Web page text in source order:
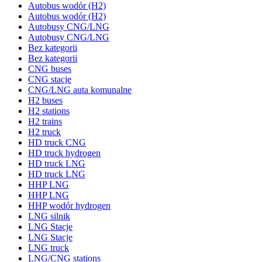
Autobus wodór (H2)
Autobus wodór (H2)
Autobusy CNG/LNG
Autobusy CNG/LNG
Bez kategorii
Bez kategorii
CNG buses
CNG stacje
CNG/LNG auta komunalne
H2 buses
H2 stations
H2 trains
H2 truck
HD truck CNG
HD truck hydrogen
HD truck LNG
HD truck LNG
HHP LNG
HHP LNG
HHP wodór hydrogen
LNG silnik
LNG Stacje
LNG Stacje
LNG truck
LNG/CNG stations